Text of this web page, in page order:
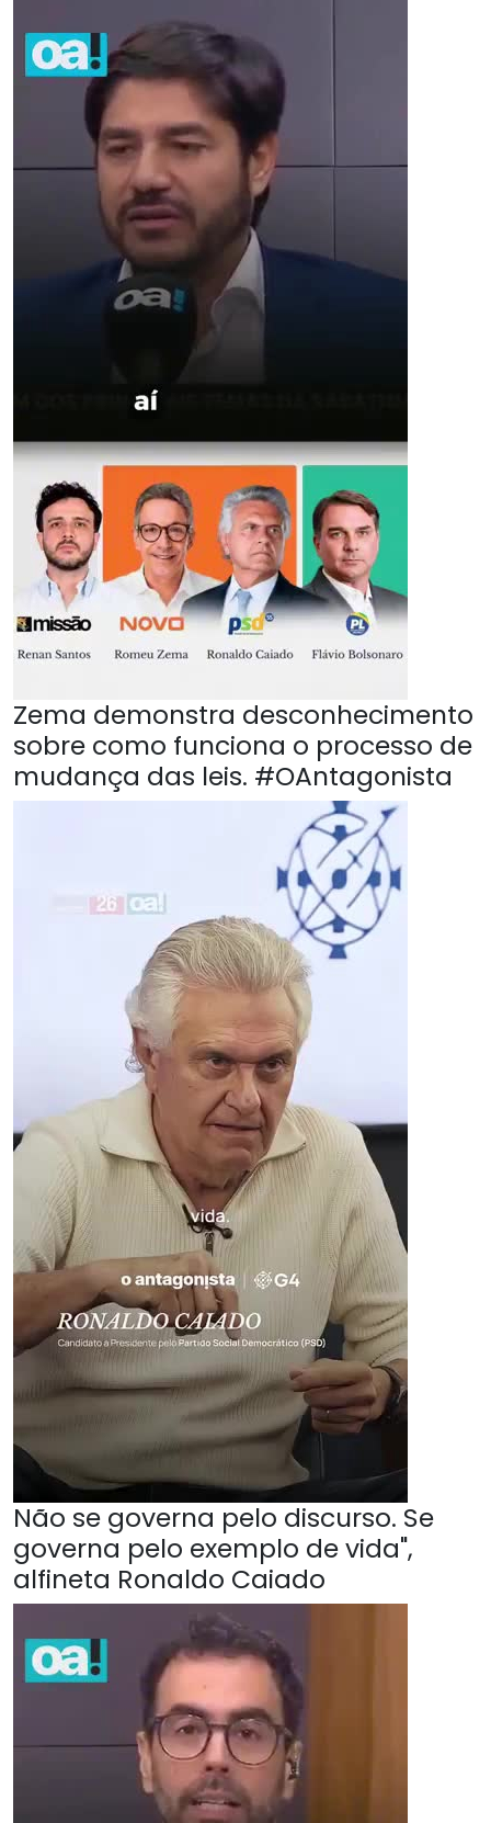
Zema demonstra desconhecimento
sobre como funciona o processo de
mudança das leis. #OAntagonista
Não se governa pelo discurso. Se
governa pelo exemplo de vida",
alfineta Ronaldo Caiado